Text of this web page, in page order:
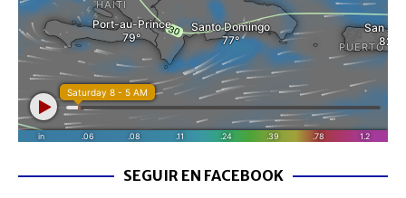
SEGUIR EN FACEBOOK